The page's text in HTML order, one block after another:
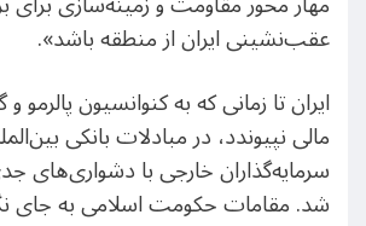
عقب‌نشینی ایران از منطقه باشد».
ایران تا زمانی که به کنوانسیون پالرمو و
مالی نپیوندد، در مبادلات بانکی
سرمایه‌گذاران خارجی با دشواری‌های
شد. مقامات حکومت اسلامی به جای